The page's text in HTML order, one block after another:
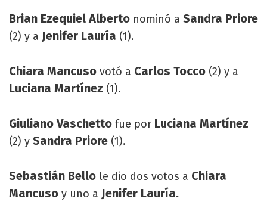
Brian Ezequiel Alberto nominó a Sandra Priore
(2) y a Jenifer Lauría (1).
Chiara Mancuso votó a Carlos Tocco (2) y a
Luciana Martínez (1).
Giuliano Vaschetto fue por Luciana Martínez
(2) y Sandra Priore (1).
Sebastián Bello le dio dos votos a Chiara
Mancuso y uno a Jenifer Lauría.